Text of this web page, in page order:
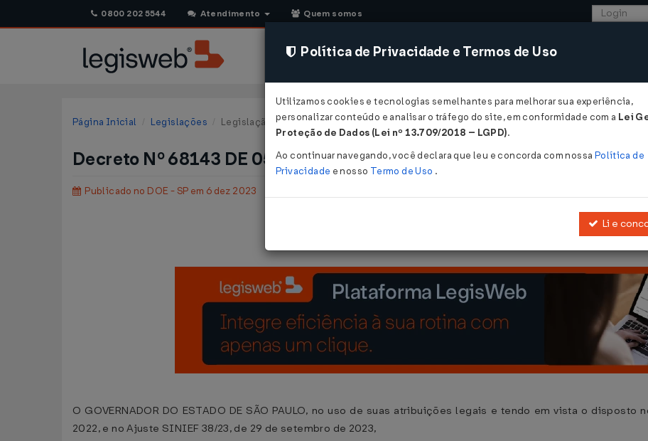
0800 202 5544 Atendimento Quem somos
CONSULTORIA SISTEMAS COMÉRCIO
Página Inicial Legislações Legislação Estadual - São Paulo
Decreto Nº 68143 DE 05/12/2023
Publicado no DOE - SP em 6 dez 2023
Altera o RICMS/SP, quanto à entrega da mercadoria a destinatário não
O GOVERNADOR DO ESTADO DE SÃO PAULO, no uso de suas atribuições legais e tendo em vista o
2022, e no Ajuste SINIEF 38/23, de 29 de setembro de 2023,
Política de Privacidade e Termos de Uso
Utilizamos cookies e tecnologias semelhantes para melhorar sua experiência,
personalizar conteúdo e analisar o tráfego do site, em conformidade com a Lei
Proteção de Dados (Lei nº 13.709/2018 – LGPD).
Ao continuar navegando, você declara que leu e concorda com nossa Política de
Privacidade e nosso Termo de Uso .
Li e